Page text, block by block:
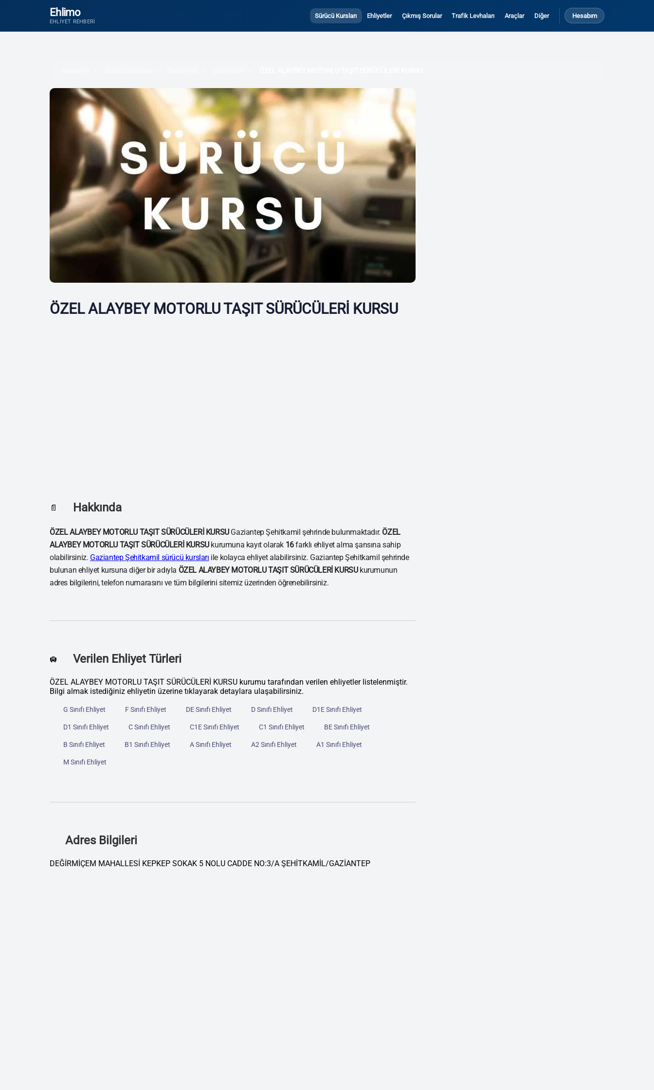
Ehlimo
EHLIYET REHBERI
Sürücü Kursları Ehliyetler Çıkmış Sorular Trafik Levhaları Araçlar Diğer Hesabım
ÖZEL ALAYBEY MOTORLU TAŞIT SÜRÜCÜLERİ KURSU
📄 Hakkında
ÖZEL ALAYBEY MOTORLU TAŞIT SÜRÜCÜLERİ KURSUGaziantep Şehitkamil şehrinde bulunmaktadır. ÖZEL
ALAYBEY MOTORLU TAŞIT SÜRÜCÜLERİ KURSUkurumuna kayıt olarak 16farklı ehliyet alma şansına sahip
olabilirsiniz. Gaziantep Şehitkamil sürücü kursları ile kolayca ehliyet alabilirsiniz. Gaziantep Şehitkamil şehrinde
bulunan ehliyet kursuna diğer bir adıyla ÖZEL ALAYBEY MOTORLU TAŞIT SÜRÜCÜLERİ KURSUkurumunun
adres bilgilerini, telefon numarasını ve tüm bilgilerini sitemiz üzerinden öğrenebilirsiniz.
🛄 Verilen Ehliyet Türleri
ÖZEL ALAYBEY MOTORLU TAŞIT SÜRÜCÜLERİ KURSU kurumu tarafından verilen ehliyetler listelenmiştir.
Bilgi almak istediğiniz ehliyetin üzerine tıklayarak detaylara ulaşabilirsiniz.
G Sınıfı Ehliyet F Sınıfı Ehliyet DE Sınıfı Ehliyet D Sınıfı Ehliyet D1E Sınıfı Ehliyet
D1 Sınıfı Ehliyet C Sınıfı Ehliyet C1E Sınıfı Ehliyet C1 Sınıfı Ehliyet BE Sınıfı Ehliyet
B Sınıfı Ehliyet B1 Sınıfı Ehliyet A Sınıfı Ehliyet A2 Sınıfı Ehliyet A1 Sınıfı Ehliyet
M Sınıfı Ehliyet
Adres Bilgileri
DEĞİRMİÇEM MAHALLESİ KEPKEP SOKAK 5 NOLU CADDE NO:3/A ŞEHİTKAMİL/GAZİANTEP